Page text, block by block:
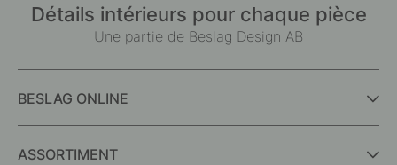
Détails intérieurs pour chaque pièce
Une partie de Beslag Design AB
BESLAG ONLINE
ASSORTIMENT